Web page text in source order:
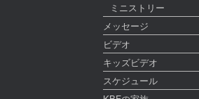
ミニストリー
メッセージ
ビデオ
キッズビデオ
スケジュール